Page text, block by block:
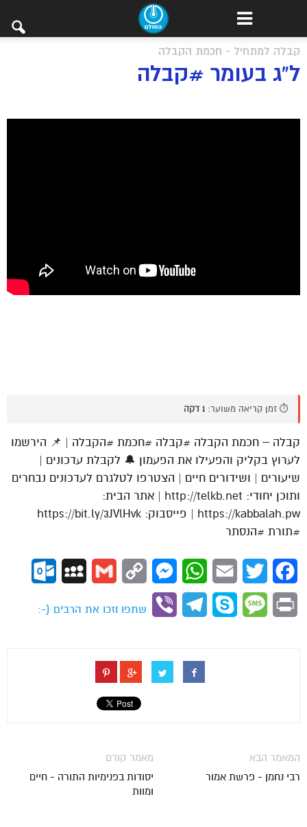
קבלה למתחיל - חכמת הקבלה
ל”ג בעומר #קבלה
⏱️ זמן קריאה משוער: 1 דקה
קבלה – חכמת הקבלה #קבלה #חכמת #הקבלה | 📌 הירשמו
לערוץ בקליק והפעילו את הפעמון 🔔 לקבלת עדכונים |
שיעורים | ושידורים חיים | הצטרפו לטלגרם לעדכונים נבחרים
ותוכן יחודי: http://telkb.net | אתר הבית:
https://kabbalah.pw | פייסבוק: https://bit.ly/3JVlHvk
#תורת #הנסתר
Facebook
Twitter
Email
WhatsApp
Messenger
Copy
Gmail
MySpace
Print
Message
Skype
Telegram
Viber
שתפו וזכו את הרבים (-:
מאמר קודם
יסודות בפנימיות התורה - חיים
ומוות
המאמר הבא
רבי נחמן - פרשת אמור